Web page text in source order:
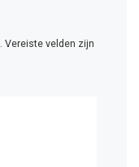
Vereiste velden zijn